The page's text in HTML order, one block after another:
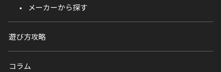
メーカーから探す
遊び方攻略
コラム